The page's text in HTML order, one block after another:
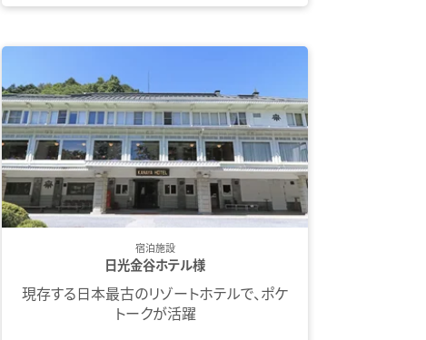
宿泊施設
日光金谷ホテル様
現存する日本最古のリゾートホテルで、ポケ
トークが活躍